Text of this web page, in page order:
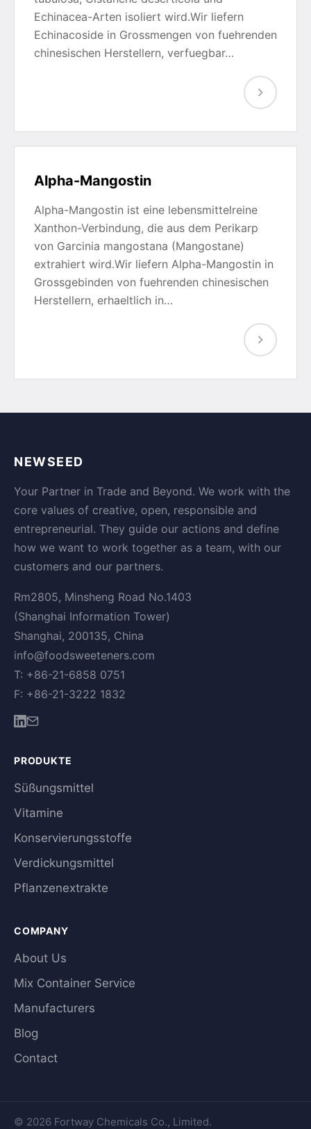
Echinacea-Arten isoliert wird.Wir liefern
Echinacoside in Grossmengen von fuehrenden
chinesischen Herstellern, verfuegbar…
Alpha-Mangostin
Alpha-Mangostin ist eine lebensmittelreine
Xanthon-Verbindung, die aus dem Perikarp
von Garcinia mangostana (Mangostane)
extrahiert wird.Wir liefern Alpha-Mangostin in
Grossgebinden von fuehrenden chinesischen
Herstellern, erhaeltlich in…
NEWSEED
Your Partner in Trade and Beyond. We work with the
core values of creative, open, responsible and
entrepreneurial. They guide our actions and define
how we want to work together as a team, with our
customers and our partners.
Rm2805, Minsheng Road No.1403
(Shanghai Information Tower)
Shanghai, 200135, China
info@foodsweeteners.com
T: +86-21-6858 0751
F: +86-21-3222 1832
PRODUKTE
Süßungsmittel
Vitamine
Konservierungsstoffe
Verdickungsmittel
Pflanzenextrakte
COMPANY
About Us
Mix Container Service
Manufacturers
Blog
Contact
© 2026 Fortway Chemicals Co., Limited.